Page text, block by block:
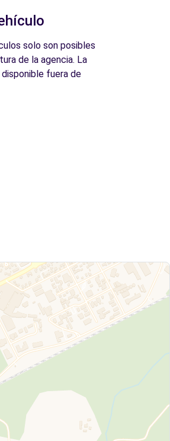
solo son posibles
de la agencia. La
fuera de